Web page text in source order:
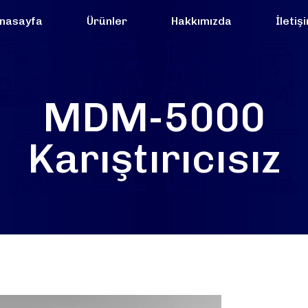
Ürünler Hakkımızda
MDM-5000
Karıştırıcısız